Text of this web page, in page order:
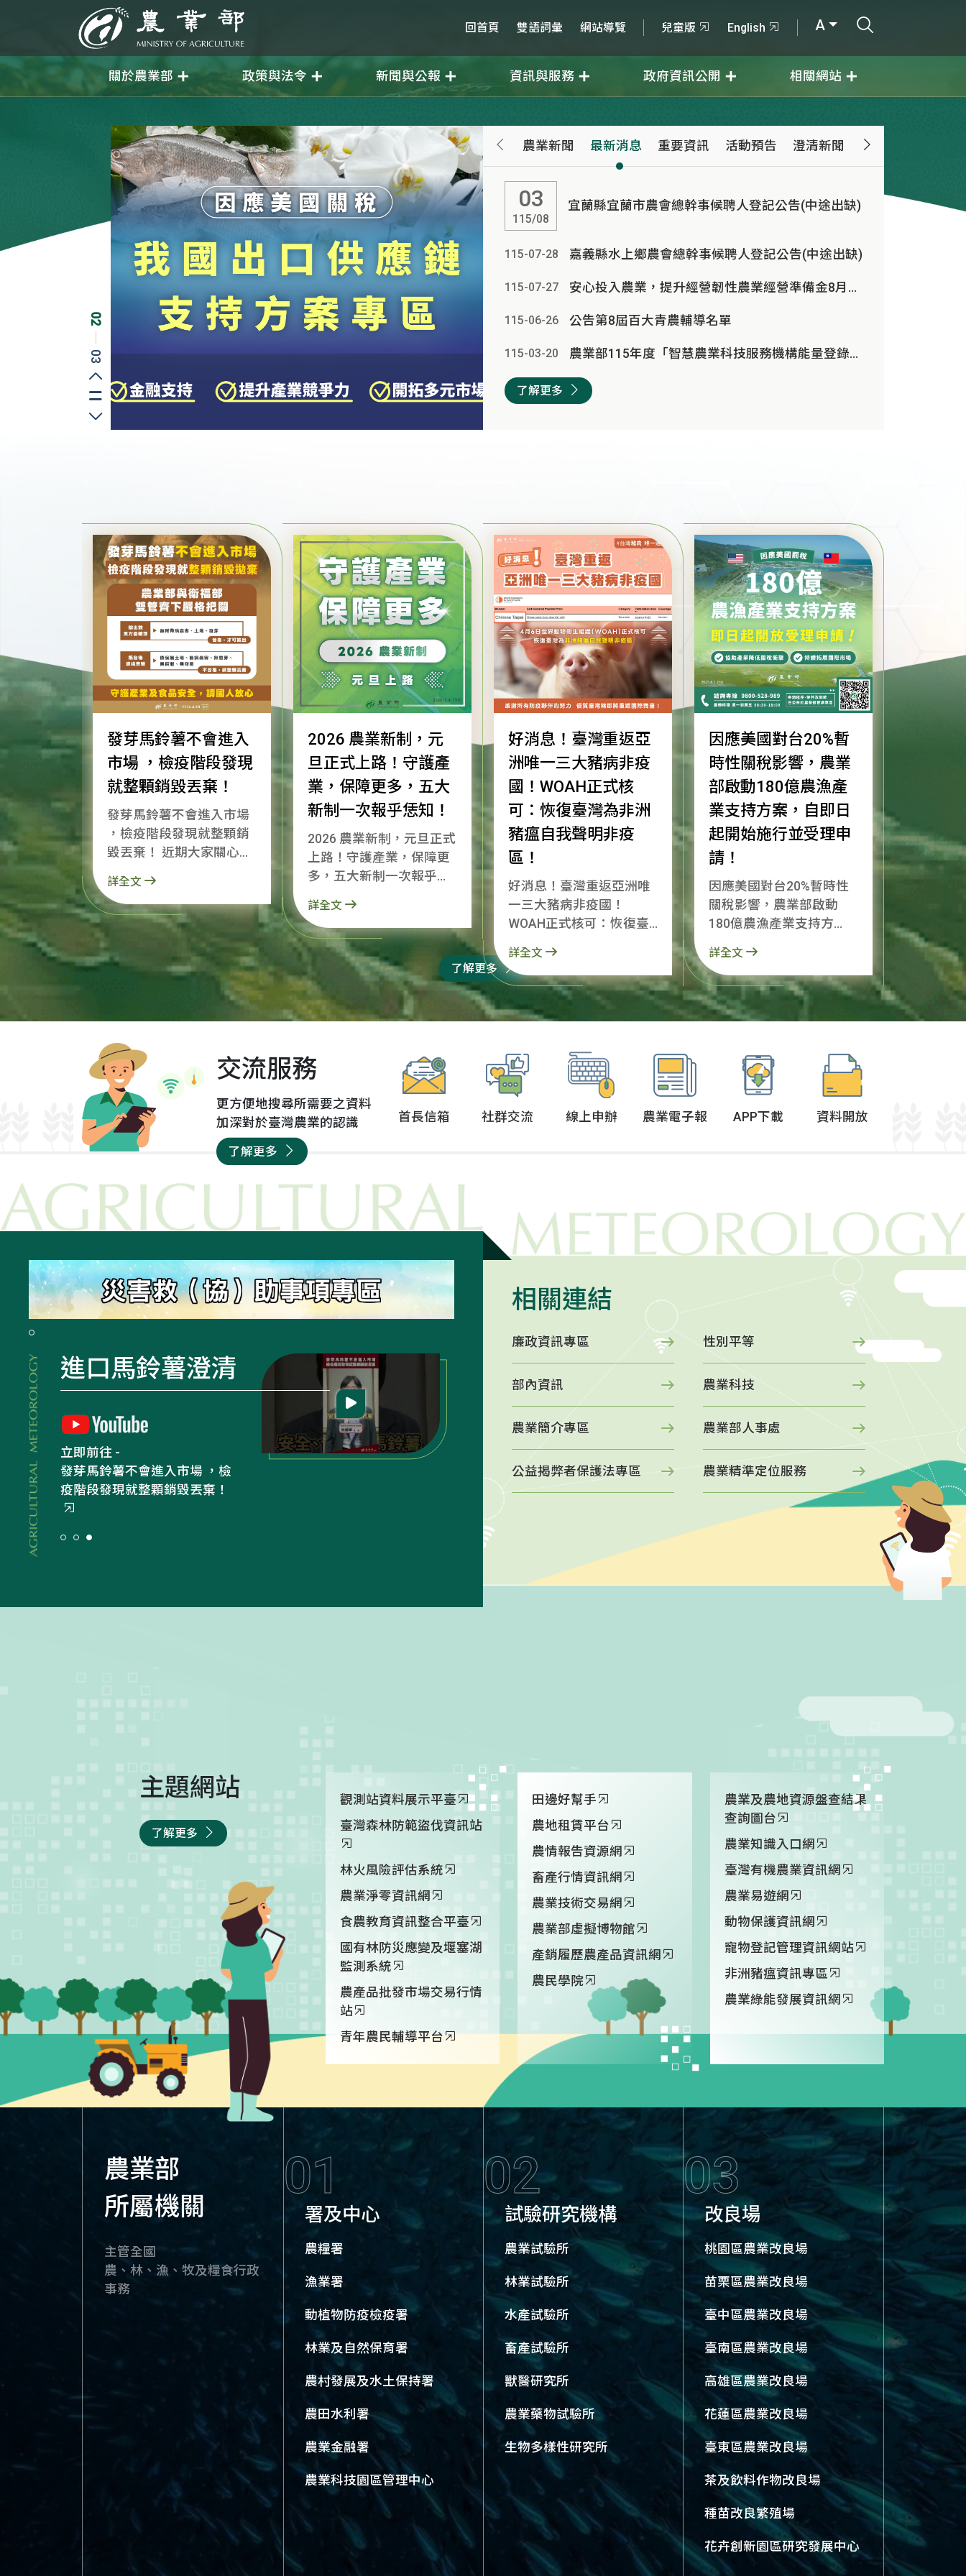
農業部 回首頁 雙語詞彙 網站導覽 兒童版 English A
關於農業部 政策與法令 新聞與公報 資訊與服務 政府資訊公開 相關網站
02
03
上一則
切換播放/暫停
農業新聞 最新消息 重要資訊 活動預告 澄清新聞
115/08
03 宜蘭縣宜蘭市農會總幹事候聘人登記公告(中途出缺)
115-07-28 嘉義縣水上鄉農會總幹事候聘人登記公告(中途出缺)
115-07-27 安心投入農業，提升經營韌性農業經營準備金8月17日開放申請
115-06-26 公告第8屆百大青農輔導名單
115-03-20 農業部115年度「智慧農業科技服務機構能量登錄」即日起開放申請，歡迎欲加入智慧農業行列之業者踴躍參與(第1批次4月30日...
了解更多
發芽馬鈴薯不會進入
市場 ，檢疫階段發現
就整顆銷毀丟棄！
發芽馬鈴薯不會進入市場
，檢疫階段發現就整顆銷
毀丟棄！ 近期大家關心的
定，要跟大家說明：政府
沒有允許有毒馬鈴薯進
口，且從輸出前、邊境管
理到市場，都有層層把
關，絕對不會讓不合格、
有毒的馬鈴薯進到市場。
詳全文
2026 農業新制，元
旦正式上路！守護產
業，保障更多，五大
新制一次報乎恁知！
2026 農業新制，元旦正式
上路！守護產業，保障更
多，五大新制一次報乎恁
謝所有農漁民朋友在一年
的努力。新的一年，農業
部會持續跟大家站在一
起，守護農業產業、照顧
農漁民朋友，讓台灣農業
持續進步！ 接下來...
詳全文
好消息！臺灣重返亞
洲唯一三大豬病非疫
國！WOAH正式核
可：恢復臺灣為非洲
豬瘟自我聲明非疫
區！
好消息！臺灣重返亞洲唯
一三大豬病非疫國！
WOAH正式核可：恢復臺
疫區！ 就是今天，世界動
物衛生組織在官方網頁上
正式宣布，台灣重回非洲
豬瘟非疫國行列！ 今年2
交申請後，只過了1個多
月...
詳全文
因應美國對台20%暫
時性關稅影響，農業
部啟動180億農漁產
業支持方案，自即日
起開始施行並受理申
請！
因應美國對台20%暫時性
關稅影響，農業部啟動
180億農漁產業支持方
受理申請！ 為了協助產業
鞏固辛苦經營多年的成
果，並持續拓展美國市
場，農業部於4月提出3大
案，內容包含從生產到外
銷的一系列協助...
詳全文
了解更多
交流服務
更方便地搜尋所需要之資料
加深對於臺灣農業的認識
了解更多
首長信箱 社群交流 線上申辦 農業電子報 APP下載 資料開放
災害救（協）助事項專區
農業氣象
立即前往 -
農業部虛擬博物館
農業簡介專區
立即前往 -
農業簡介專區
進口馬鈴
立即前往 -
發芽馬鈴薯不會進
疫階段發現就整顆
農業部虛擬博物館
農業簡介專區
進口馬鈴薯澄清
相關連結
廉政資訊專區 性別平等
部內資訊 農業科技
農業簡介專區 農業部人事處
公益揭弊者保護法專區 農業精準定位服務
主題網站
了解更多
觀測站資料展示平臺
臺灣森林防範盜伐資訊站
林火風險評估系統
農業淨零資訊網
食農教育資訊整合平臺
國有林防災應變及堰塞湖
監測系統
農產品批發市場交易行情
站
青年農民輔導平台
田邊好幫手
農地租賃平台
農情報告資源網
畜產行情資訊網
農業技術交易網
農業部虛擬博物館
產銷履歷農產品資訊網
農民學院
農業及農地資源盤查結果
查詢圖台
農業知識入口網
臺灣有機農業資訊網
農業易遊網
動物保護資訊網
寵物登記管理資訊網站
非洲豬瘟資訊專區
農業綠能發展資訊網
農業部
所屬機關
主管全國
農、林、漁、牧及糧食行政
事務
01
署及中心
農糧署
漁業署
動植物防疫檢疫署
林業及自然保育署
農村發展及水土保持署
農田水利署
農業金融署
農業科技園區管理中心
02
試驗研究機構
農業試驗所
林業試驗所
水產試驗所
畜產試驗所
獸醫研究所
農業藥物試驗所
生物多樣性研究所
03
改良場
桃園區農業改良場
苗栗區農業改良場
臺中區農業改良場
臺南區農業改良場
高雄區農業改良場
花蓮區農業改良場
臺東區農業改良場
茶及飲料作物改良場
種苗改良繁殖場
花卉創新園區研究發展中心